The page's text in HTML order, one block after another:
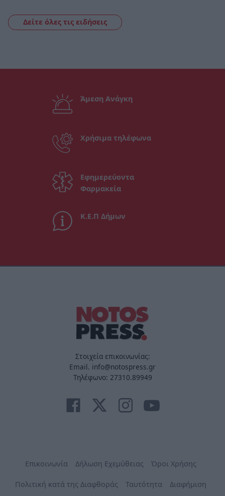
Δείτε όλες τις ειδήσεις
Άμεση Ανάγκη
Χρήσιμα τηλέφωνα
Εφημερεύοντα
Φαρμακεία
Κ.Ε.Π Δήμων
Στοιχεία επικοινωνίας:
Email. info@notospress.gr
Τηλέφωνο: 27310.89949
Επικοινωνία Δήλωση Εχεμύθειας Όροι Χρήσης
Πολιτική κατά της Διαφθοράς Ταυτότητα Διαφήμιση